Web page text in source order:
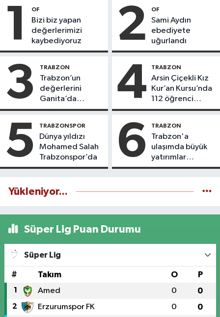
1 OF
Bizi biz yapan
değerlerimizi
kaybediyoruz
2 OF
Sami Aydın
ebediyete
uğurlandı
3 TRABZON
Trabzon’un
değerlerini
Ganita’da
yaşatıyoruz
4 TRABZON
Arsin Çiçekli Kız
Kur’an Kursu’nda
112 öğrenci
icazet aldı
5 TRABZONSPOR
Dünya yıldızı
Mohamed Salah
Trabzonspor’da
6 TRABZON
Trabzon'a
ulaşımda büyük
yatırımlar
yapılıyor
Yükleniyor...
Süper Lig Puan Durumu
Süper Lig
# Takım O P
1 Amed 0 0
2 Erzurumspor FK 0 0